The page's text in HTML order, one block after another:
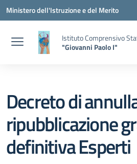
Vai ai contenuti
Vai al menu di navigazione
Vai al footer
Ministero dell'Istruzione e del Merito
Istituto Comprensivo
"Giovanni Paolo I"
Decreto di
ripubblicazione
definitiva Esperti